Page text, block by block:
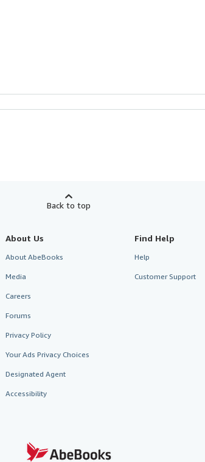
Back to top
About Us
About AbeBooks
Media
Careers
Forums
Privacy Policy
Your Ads Privacy Choices
Designated Agent
Accessibility
Find Help
Help
Customer Support